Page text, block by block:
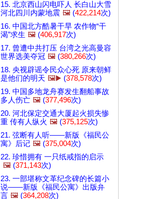
15. 北京西山闪电吓人 长白山大雪
河北四川内蒙地震 🖼️ (422,214次)
16. 中国北方酷暑干旱 农作物“干
渴”求生 🖼️ (406,917次)
17. 曾遭中共打压 台湾之光高曼容
世界选美夺冠 🖼️ (380,266次)
18. 央视辟谣令民众心死 原来朝鲜
是他们的明天 🖼️▶️ (378,578次)
19. 中国多地龙舟赛发生翻船事故
多人伤亡 🖼️ (377,496次)
20. 河北保定交通大厦起火损失惨
重 传有人纵火 🖼️ (375,125次)
21. 弦断有人听——新版《福民公
寓》后记 🖼️ (375,004次)
22. 珍惜拥有 一只纸戒指的启示
🖼️ (371,143次)
23. 一部堪称文革纪念碑的长篇小
说——新版《福民公寓》出版弁
言 🖼️ (364,208次)